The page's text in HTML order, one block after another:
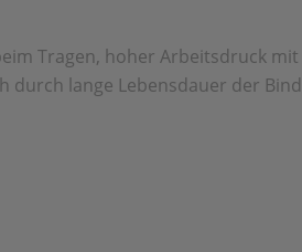
Tragen, hoher Arbeitsdruck
durch lange Lebensdauer der